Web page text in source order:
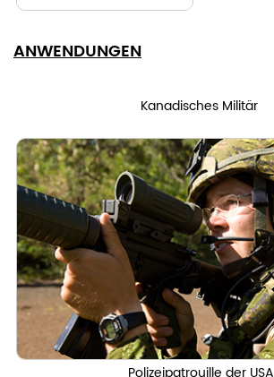
ANWENDUNGEN
Kanadisches Militär